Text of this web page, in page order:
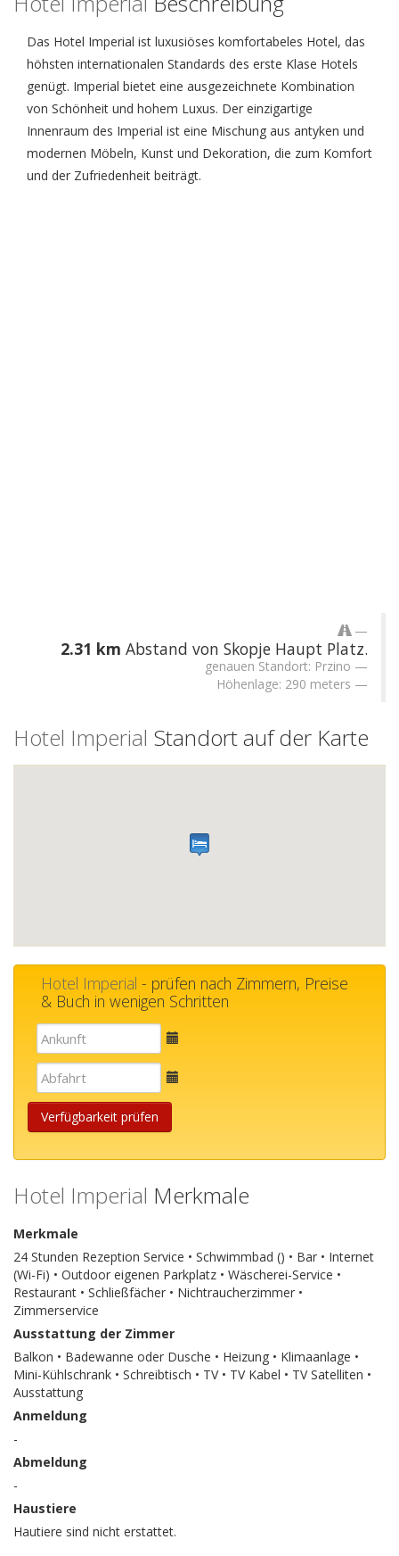
Das Hotel Imperial ist luxusiöses komfortabeles Hotel, das
höhsten internationalen Standards des erste Klase Hotels
genügt. Imperial bietet eine ausgezeichnete Kombination
von Schönheit und hohem Luxus. Der einzigartige
Innenraum des Imperial ist eine Mischung aus antyken und
modernen Möbeln, Kunst und Dekoration, die zum Komfort
und der Zufriedenheit beiträgt.
2.31 km Abstand von Skopje Haupt Platz.
genauen Standort: Przino
Höhenlage: 290 meters
Hotel Imperial Standort auf der Karte
Hotel Imperial - prüfen nach Zimmern, Preise
& Buch in wenigen Schritten
E-
mail
E-
mail
Verfügbarkeit prüfen
Hotel Imperial Merkmale
Merkmale
24 Stunden Rezeption Service • Schwimmbad () • Bar • Internet
(Wi-Fi) • Outdoor eigenen Parkplatz • Wäscherei-Service •
Restaurant • Schließfächer • Nichtraucherzimmer •
Zimmerservice
Ausstattung der Zimmer
Balkon • Badewanne oder Dusche • Heizung • Klimaanlage •
Mini-Kühlschrank • Schreibtisch • TV • TV Kabel • TV Satelliten •
Ausstattung
Anmeldung
-
Abmeldung
-
Haustiere
Hautiere sind nicht erstattet.